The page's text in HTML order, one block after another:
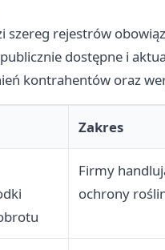
rejestrów
dostępne i
kontrahentów oraz
Zakres
Firmy
ochrony